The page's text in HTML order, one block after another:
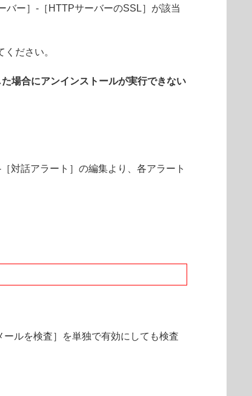
バー］-［HTTPサーバーのSSL］が該当
ださい。
場合にアンインストールが実行できない
対話アラート］の編集より、各アラート
ルを検査］を単独で有効にしても検査